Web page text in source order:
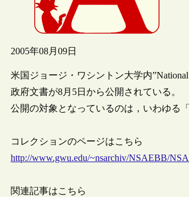
2005年08月09日
米国ジョージ・ワシントン大学内
政府文書が8月5日から公開されている。
公開の対象となっているのは，いわゆる
コレクションのページはこちら
http://www.gwu.edu/~nsarchiv/NSAEBB/
関連記事はこちら